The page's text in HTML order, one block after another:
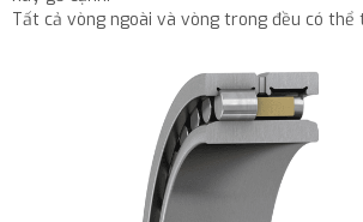
Tất cả vòng ngoài và vòng trong đều có thể